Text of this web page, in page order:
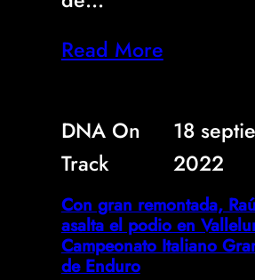
Read More
DNA On
Track
18
2022
Con gran remontada,
asalta el podio en
Campeonato Italiano
de Enduro